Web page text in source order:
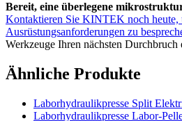
Bereit, eine überlegene
Kontaktieren Sie KINTEK noch heute,
Ausrüstungsanforderungen zu
Werkzeuge Ihren nächsten Durchbruch
Ähnliche Produkte
Laborhydraulikpresse Split
Laborhydraulikpresse Labor-